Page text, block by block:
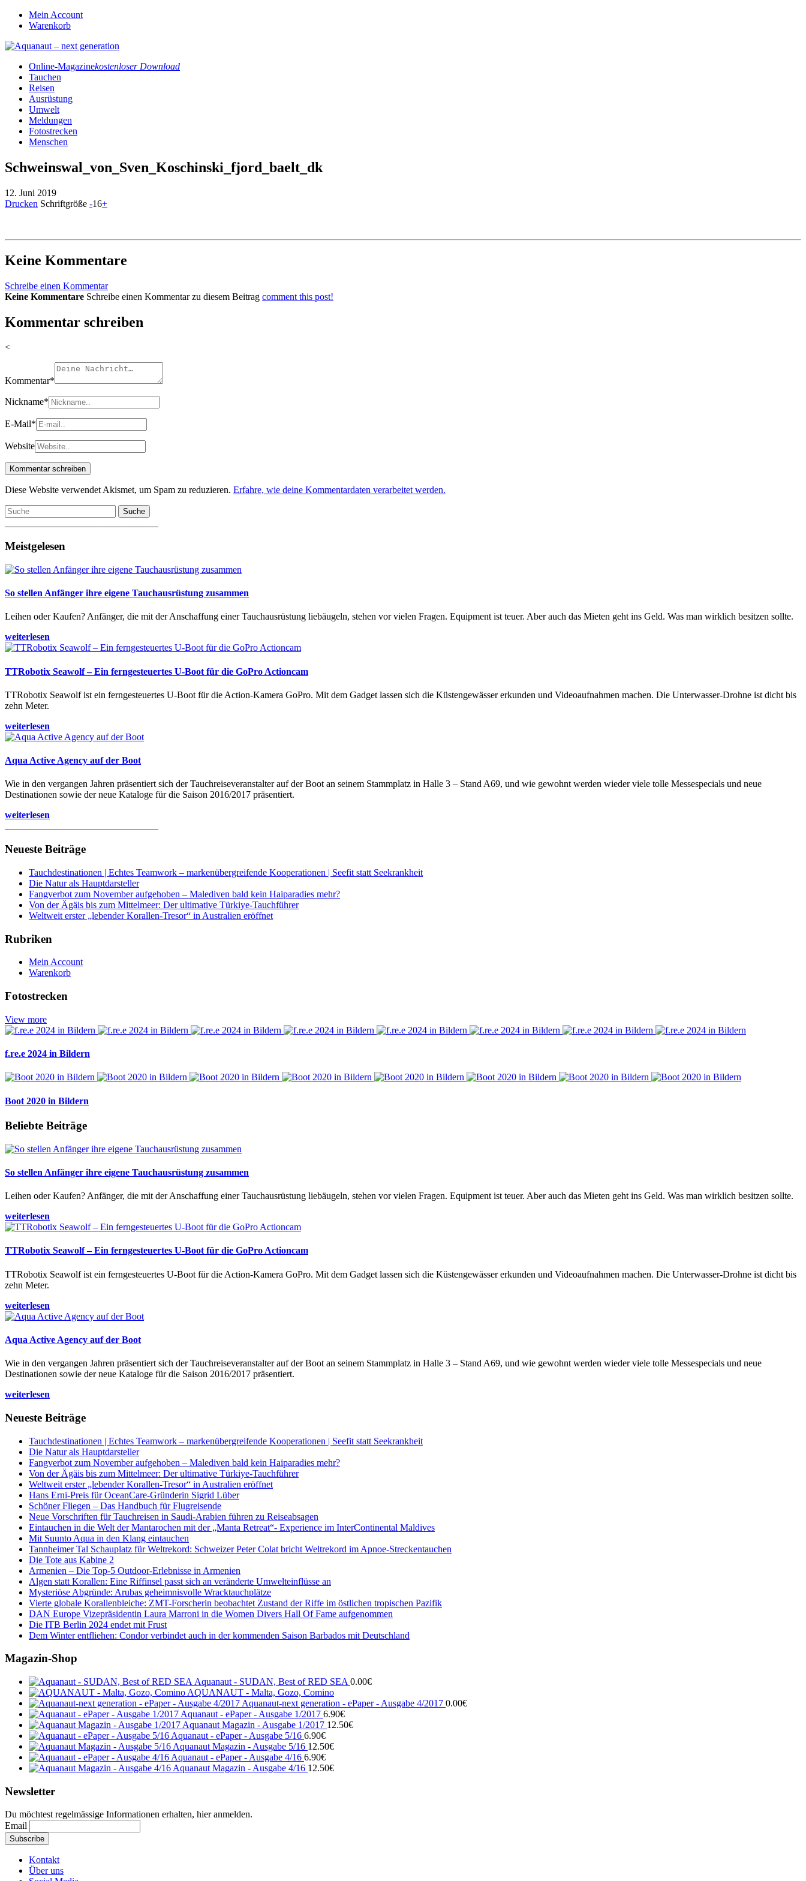
Mein Account
Warenkorb
Online-Magazinekostenloser Download
Tauchen
Reisen
Ausrüstung
Umwelt
Meldungen
Fotostrecken
Menschen
Schweinswal_von_Sven_Koschinski_fjord_baelt_dk
12. Juni 2019
Drucken Schriftgröße -16+
Keine Kommentare
Schreibe einen Kommentar
Keine Kommentare Schreibe einen Kommentar zu diesem Beitrag comment this post!
Kommentar schreiben
<
Kommentar*
Nickname*
E-Mail*
Website
Diese Website verwendet Akismet, um Spam zu reduzieren. Erfahre, wie deine Kommentardaten verarbeitet werden.
Suche
Meistgelesen
So stellen Anfänger ihre eigene Tauchausrüstung zusammen
Leihen oder Kaufen? Anfänger, die mit der Anschaffung einer Tauchausrüstung liebäugeln, stehen vor vielen Fragen. Equipment ist teuer. Aber auch das Mieten geht ins Geld. Was man wirklich besitzen sollte.
weiterlesen
TTRobotix Seawolf – Ein ferngesteuertes U-Boot für die GoPro Actioncam
TTRobotix Seawolf ist ein ferngesteuertes U-Boot für die Action-Kamera GoPro. Mit dem Gadget lassen sich die Küstengewässer erkunden und Videoaufnahmen machen. Die Unterwasser-Drohne ist dicht bis
zehn Meter.
weiterlesen
Aqua Active Agency auf der Boot
Wie in den vergangen Jahren präsentiert sich der Tauchreiseveranstalter auf der Boot an seinem Stammplatz in Halle 3 – Stand A69, und wie gewohnt werden wieder viele tolle Messespecials und neue
Destinationen sowie der neue Kataloge für die Saison 2016/2017 präsentiert.
weiterlesen
Neueste Beiträge
Tauchdestinationen | Echtes Teamwork – markenübergreifende Kooperationen | Seefit statt Seekrankheit
Die Natur als Hauptdarsteller
Fangverbot zum November aufgehoben – Malediven bald kein Haiparadies mehr?
Von der Ägäis bis zum Mittelmeer: Der ultimative Türkiye-Tauchführer
Weltweit erster „lebender Korallen-Tresor“ in Australien eröffnet
Rubriken
Mein Account
Warenkorb
Fotostrecken
View more
f.re.e 2024 in Bildern
Boot 2020 in Bildern
Beliebte Beiträge
So stellen Anfänger ihre eigene Tauchausrüstung zusammen
Leihen oder Kaufen? Anfänger, die mit der Anschaffung einer Tauchausrüstung liebäugeln, stehen vor vielen Fragen. Equipment ist teuer. Aber auch das Mieten geht ins Geld. Was man wirklich besitzen sollte.
weiterlesen
TTRobotix Seawolf – Ein ferngesteuertes U-Boot für die GoPro Actioncam
TTRobotix Seawolf ist ein ferngesteuertes U-Boot für die Action-Kamera GoPro. Mit dem Gadget lassen sich die Küstengewässer erkunden und Videoaufnahmen machen. Die Unterwasser-Drohne ist dicht bis
zehn Meter.
weiterlesen
Aqua Active Agency auf der Boot
Wie in den vergangen Jahren präsentiert sich der Tauchreiseveranstalter auf der Boot an seinem Stammplatz in Halle 3 – Stand A69, und wie gewohnt werden wieder viele tolle Messespecials und neue
Destinationen sowie der neue Kataloge für die Saison 2016/2017 präsentiert.
weiterlesen
Neueste Beiträge
Tauchdestinationen | Echtes Teamwork – markenübergreifende Kooperationen | Seefit statt Seekrankheit
Die Natur als Hauptdarsteller
Fangverbot zum November aufgehoben – Malediven bald kein Haiparadies mehr?
Von der Ägäis bis zum Mittelmeer: Der ultimative Türkiye-Tauchführer
Weltweit erster „lebender Korallen-Tresor“ in Australien eröffnet
Hans Erni-Preis für OceanCare-Gründerin Sigrid Lüber
Schöner Fliegen – Das Handbuch für Flugreisende
Neue Vorschriften für Tauchreisen in Saudi-Arabien führen zu Reiseabsagen
Eintauchen in die Welt der Mantarochen mit der „Manta Retreat“- Experience im InterContinental Maldives
Mit Suunto Aqua in den Klang eintauchen
Tannheimer Tal Schauplatz für Weltrekord: Schweizer Peter Colat bricht Weltrekord im Apnoe-Streckentauchen
Die Tote aus Kabine 2
Armenien – Die Top-5 Outdoor-Erlebnisse in Armenien
Algen statt Korallen: Eine Riffinsel passt sich an veränderte Umwelteinflüsse an
Mysteriöse Abgründe: Arubas geheimnisvolle Wracktauchplätze
Vierte globale Korallenbleiche: ZMT-Forscherin beobachtet Zustand der Riffe im östlichen tropischen Pazifik
DAN Europe Vizepräsidentin Laura Marroni in die Women Divers Hall Of Fame aufgenommen
Die ITB Berlin 2024 endet mit Frust
Dem Winter entfliehen: Condor verbindet auch in der kommenden Saison Barbados mit Deutschland
Magazin-Shop
Aquanaut - SUDAN, Best of RED SEA 0.00€
AQUANAUT - Malta, Gozo, Comino
Aquanaut-next generation - ePaper - Ausgabe 4/2017 0.00€
Aquanaut - ePaper - Ausgabe 1/2017 6.90€
Aquanaut Magazin - Ausgabe 1/2017 12.50€
Aquanaut - ePaper - Ausgabe 5/16 6.90€
Aquanaut Magazin - Ausgabe 5/16 12.50€
Aquanaut - ePaper - Ausgabe 4/16 6.90€
Aquanaut Magazin - Ausgabe 4/16 12.50€
Newsletter
Du möchtest regelmässige Informationen erhalten, hier anmelden.
Email
Kontakt
Über uns